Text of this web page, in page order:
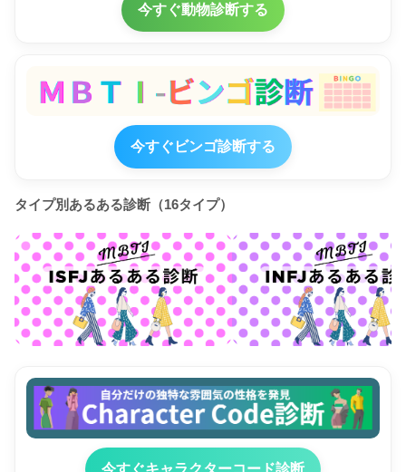
今すぐ動物診断する
今すぐビンゴ診断する
タイプ別あるある診断（16タイプ）
今すぐキャラクターコード診断